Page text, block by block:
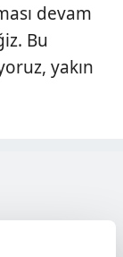
devam
Bu
yakın